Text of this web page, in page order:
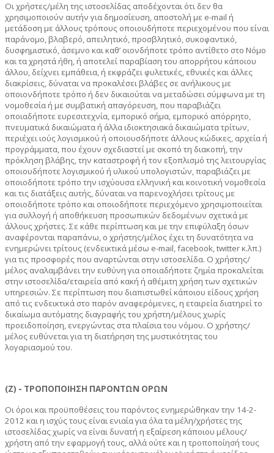
Οι χρήστες/μέλη της ιστοσελίδας αποδέχονται ότι δεν θα
χρησιμοποιούν αυτήν για δημοσίευση, αποστολή με e-mail ή
μετάδοση με άλλους τρόπους οποιουδήποτε περιεχομένου που είναι
παράνομο, βλαβερό, απειλητικό, προσβλητικό, συκοφαντικό,
δυσφημιστικό, άσεμνο και καθ’ οιονδήποτε τρόπο αντίθετο στο Νόμο
και τα χρηστά ήθη, ή αποτελεί παραβίαση του απορρήτου κάποιου
άλλου, δείχνει εμπάθεια, ή εκφράζει φυλετικές, εθνικές και άλλες
διακρίσεις, δύναται να προκαλέσει βλάβες σε ανήλικους με
οποιονδήποτε τρόπο ή δεν δικαιούται να μεταδώσει σύμφωνα με τη
νομοθεσία ή με συμβατική απαγόρευση, που παραβιάζει
οποιαδήποτε ευρεσιτεχνία, εμπορικό σήμα, εμπορικό απόρρητο,
πνευματικά δικαιώματα ή άλλα ιδιοκτησιακά δικαιώματα τρίτων,
περιέχει ιούς λογισμικού ή οποιουσδήποτε άλλους κώδικες, αρχεία ή
προγράμματα, που έχουν σχεδιαστεί με σκοπό τη διακοπή, την
πρόκληση βλάβης, την καταστροφή ή τον εξοπλισμό της λειτουργίας
οποιουδήποτε λογισμικού ή υλικού υπολογιστών, παραβιάζει με
οποιοδήποτε τρόπο την ισχύουσα ελληνική και κοινοτική νομοθεσία
και τις διατάξεις αυτής, δύναται να παρενοχλήσει τρίτους με
οποιοδήποτε τρόπο και οποιοδήποτε περιεχόμενο χρησιμοποιείται
για συλλογή ή αποθήκευση προσωπικών δεδομένων σχετικά με
άλλους χρήστες. Σε κάθε περίπτωση και με την επιφύλαξη όσων
αναφέρονται παραπάνω, ο χρήστης/μέλος έχει τη δυνατότητα να
ενημερώνει τρίτους (ενδεικτικά μέσω e-mail, facebook, twitter κ.λπ.)
για τις προσφορές που αναρτώνται στην ιστοσελίδα. Ο χρήστης/
μέλος αναλαμβάνει την ευθύνη για οποιαδήποτε ζημία προκαλείται
στην ιστοσελίδα/εταιρεία από κακή ή αθέμιτη χρήση των σχετικών
υπηρεσιών. Σε περίπτωση που διαπιστωθεί κάποιου είδους χρήση
από τις ενδεικτικά στο παρόν αναφερόμενες, η εταιρεία διατηρεί το
δικαίωμα αυτόματης διαγραφής του χρήστη/μέλους χωρίς
προειδοποίηση, ενεργώντας στα πλαίσια του νόμου. Ο χρήστης/
μέλος ευθύνεται για τη διατήρηση της μυστικότητας του
λογαριασμού του.
(Ζ) - ΤΡΟΠΟΠΟΙΗΣΗ ΠΑΡΟΝΤΩΝ ΟΡΩΝ
Οι όροι και προϋποθέσεις του παρόντος ενημερώθηκαν την 14-2-
2012 και η ισχύς τους είναι ενιαία για όλα τα μέλη/χρήστες της
ιστοσελίδας χωρίς να είναι δυνατή η εξαίρεση κάποιου μέλους/
χρήστη από την εφαρμογή τους, αλλά ούτε και η τροποποίησή τους